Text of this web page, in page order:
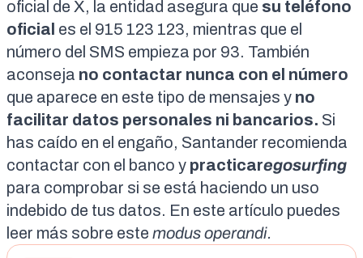
oficial de X, la entidad asegura que su teléfono
oficial es el 915 123 123, mientras que el
número del SMS empieza por 93. También
aconseja no contactar nunca con el número
que aparece en este tipo de mensajes y no
facilitar datos personales ni bancarios. Si
has caído en el engaño, Santander recomienda
contactar con el banco y practicaregosurfing
para comprobar si se está haciendo un uso
indebido de tus datos. En este artículo puedes
leer más sobre este modus operandi.